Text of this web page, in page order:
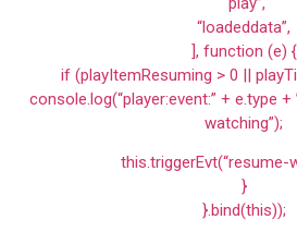
“loadeddata”,
], function (e) {
if (playItemResuming > 0 ||
console.log(“player:event:” + e.type
watching”);
this.triggerEvt(“resume-
}
}.bind(this));